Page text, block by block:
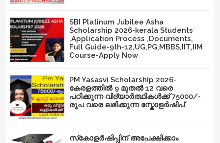
SBI Platinum Jubilee Asha
Scholarship 2026-kerala Students
,Application Process ,Documents,
Full Guide-9th-12,UG,PG,MBBS,IIT,IIM
Course-Apply Now
PM Yasasvi Scholarship 2026-
കേരളത്തിൽ 9 മുതൽ 12 വരെ
പഠിക്കുന്ന വിദ്യാർത്ഥികൾക്ക് 75000/-
രൂപ വരെ ലഭിക്കുന്ന സ്കോളർഷിപ്
സ്‌കോളർഷിപ്പിന് അപേക്ഷിക്കാം